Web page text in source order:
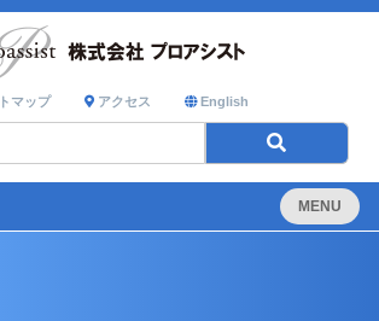
マップ アクセス English
MENU